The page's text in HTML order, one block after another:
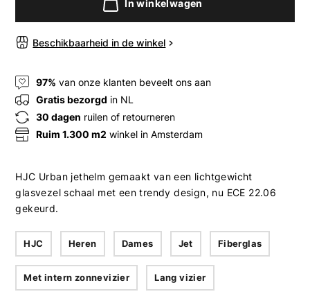
In winkelwagen
Beschikbaarheid in de winkel
97% van onze klanten beveelt ons aan
Gratis bezorgd in NL
30 dagen ruilen of retourneren
Ruim 1.300 m2 winkel in Amsterdam
HJC Urban jethelm gemaakt van een lichtgewicht
glasvezel schaal met een trendy design, nu ECE 22.06
gekeurd.
HJC Heren Dames Jet Fiberglas
Met intern zonnevizier Lang vizier